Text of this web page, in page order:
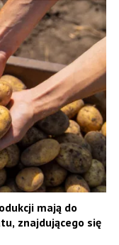
mają do
znajdującego się